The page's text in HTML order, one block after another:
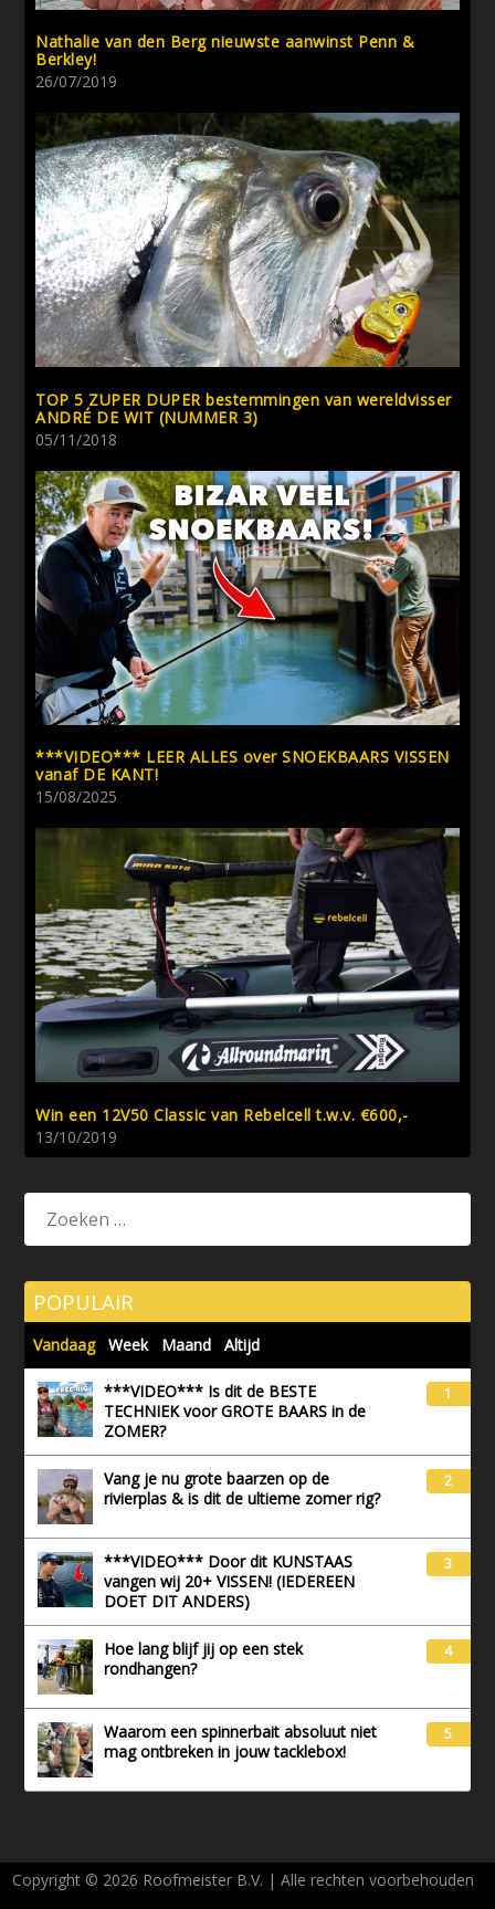
Nathalie van den Berg nieuwste aanwinst Penn &
Berkley!
26/07/2019
TOP 5 ZUPER DUPER bestemmingen van wereldvisser
ANDRÉ DE WIT (NUMMER 3)
05/11/2018
***VIDEO*** LEER ALLES over SNOEKBAARS VISSEN
vanaf DE KANT!
15/08/2025
Win een 12V50 Classic van Rebelcell t.w.v. €600,-
13/10/2019
POPULAIR
Vandaag Week Maand Altijd
***VIDEO*** Is dit de BESTE
TECHNIEK voor GROTE BAARS in de
ZOMER?
1
Vang je nu grote baarzen op de
rivierplas & is dit de ultieme zomer rig?
2
***VIDEO*** Door dit KUNSTAAS
vangen wij 20+ VISSEN! (IEDEREEN
DOET DIT ANDERS)
3
Hoe lang blijf jij op een stek
rondhangen?
4
Waarom een spinnerbait absoluut niet
mag ontbreken in jouw tacklebox!
5
Copyright © 2026 Roofmeister B.V. | Alle rechten voorbehouden